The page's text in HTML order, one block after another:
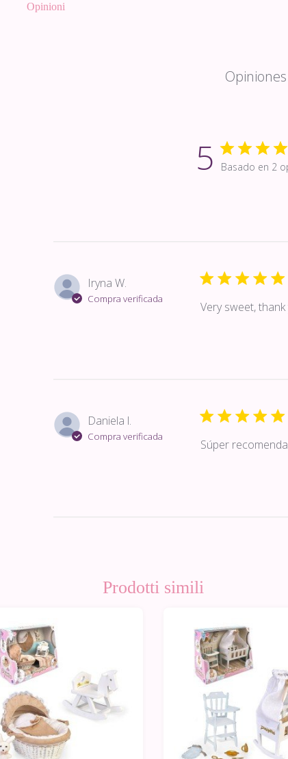
Opinioni
5 Basado en 2
Iryna W.
Compra verificada
Very sweet, thank
Daniela l.
Compra verificada
Súper
Prodotti simili